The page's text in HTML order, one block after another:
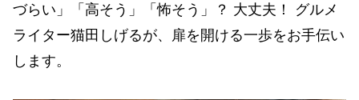
づらい」「高そう」「怖そう」？ 大丈夫！ グルメ
ライター猫田しげるが、扉を開ける一歩をお手伝い
します。